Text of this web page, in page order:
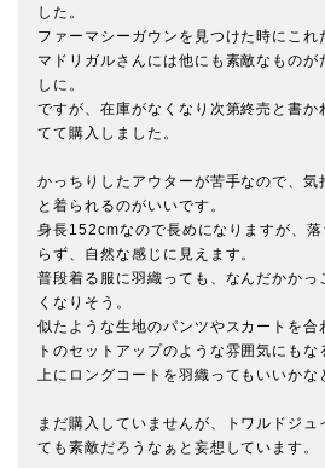
した。
ファーマシーガウンを見つけた時にこれ
マドリガルさんには他にも素敵なものが
しに。
ですが、在庫がなくなり次第終売と書
てて購入しました。
かっちりしたアウターが苦手なので、気
と着られるのがいいです。
身長152cmなので長めになりますが、
らず、自然な感じに見えます。
普段着る服に羽織っても、なんだかかっ
くなりそう。
似たような生地のパンツやスカートを合
トのセットアップのような雰囲気にも
上にロングコートを羽織ってもいいかな
まだ購入していませんが、トワルドジュ
ても素敵だろうなぁと妄想しています。